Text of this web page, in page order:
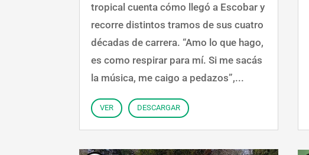
tropical cuenta cómo llegó a Escobar y
recorre distintos tramos de sus cuatro
décadas de carrera. “Amo lo que hago,
es como respirar para mí. Si me sacás
la música, me caigo a pedazos”,...
VER DESCARGAR